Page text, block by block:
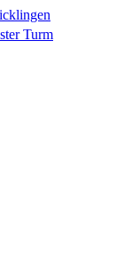
Turm